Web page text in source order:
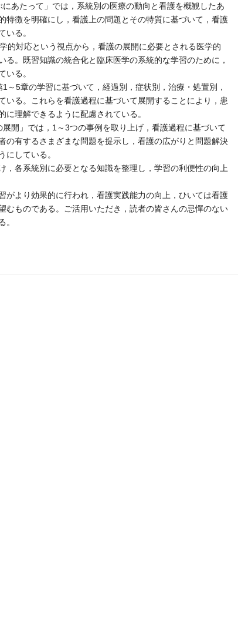
あたって」では，系統別の医療の動向と看護を概観したあ
特徴を明確にし，看護上の問題とその特質に基づいて，看護
いる。
的対応という視点から，看護の展開に必要とされる医学的
る。既習知識の統合化と臨床医学の系統的な学習のために，
いる。
5章の学習に基づいて，経過別，症状別，治療・処置別，
いる。これらを看護過程に基づいて展開することにより，患
理解できるように配慮されている。
開」では，1～3つの事例を取り上げ，看護過程に基づいて
の有するさまざまな問題を提示し，看護の広がりと問題解決
にしている。
各系統別に必要となる知識を整理し，学習の利便性の向上
より効果的に行われ，看護実践能力の向上，ひいては看護
むものである。ご活用いただき，読者の皆さんの忌憚のない
。